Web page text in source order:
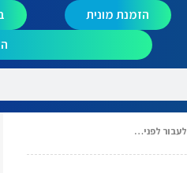
הזמנת מונית